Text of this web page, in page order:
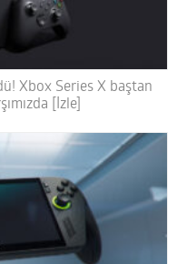
Xbox Series X baştan
[İzle]